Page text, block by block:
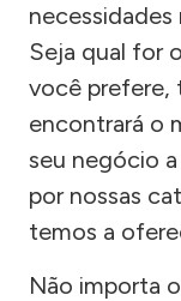
necessidades
Seja qual for
você prefere,
encontrará o
seu negócio
por nossas
temos a
Não importa